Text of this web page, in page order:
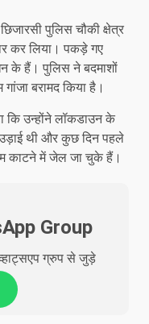
पुलिस चौकी क्षेत्र
कर लिया। पकड़े गए
के हैं। पुलिस ने बदमाशों
बरामद किया है।
कि उन्होंने लॉकडाउन के
थी और कुछ दिन पहले
काटने में जेल जा चुके हैं।
Group
ग्रुप से जुड़े